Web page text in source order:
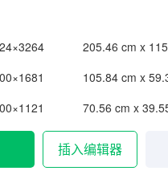
205.46 cm x
105.84 cm x
70.56 cm x
插入编辑器